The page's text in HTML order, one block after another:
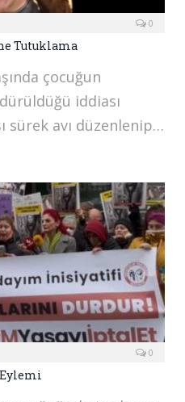
0
Tutuklama
çocuğun
iddiası
sürek avı düzenlenip…
0